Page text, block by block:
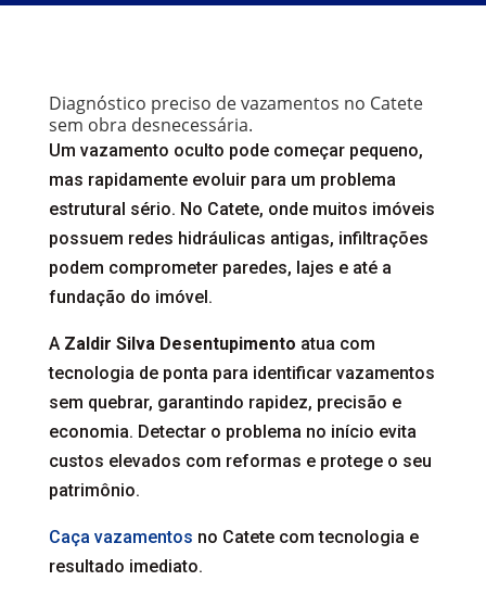
Diagnóstico preciso de vazamentos no Catete
sem obra desnecessária.
Um vazamento oculto pode começar pequeno,
mas rapidamente evoluir para um problema
estrutural sério. No Catete, onde muitos imóveis
possuem redes hidráulicas antigas, infiltrações
podem comprometer paredes, lajes e até a
fundação do imóvel.
A Zaldir Silva Desentupimento atua com
tecnologia de ponta para identificar vazamentos
sem quebrar, garantindo rapidez, precisão e
economia. Detectar o problema no início evita
custos elevados com reformas e protege o seu
patrimônio.
Caça vazamentos no Catete com tecnologia e
resultado imediato.